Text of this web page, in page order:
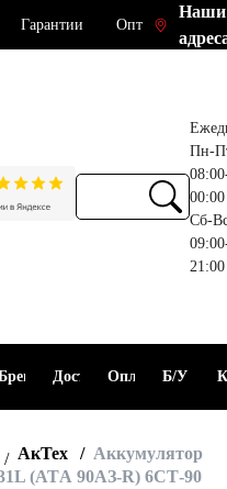
Гарантии Опт
Наши
Пн-
00:00
Сб-
21:00
ДоставкаОплата Б/У
АкТех
Аккумулятор
(ATА 90АЗ-R) 6СТ-90